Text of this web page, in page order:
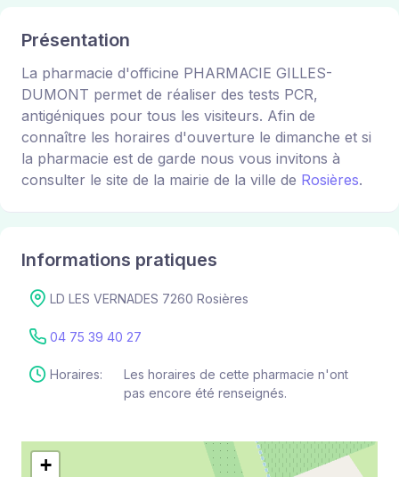
Présentation
La pharmacie d'officine PHARMACIE GILLES-
DUMONT permet de réaliser des tests PCR,
antigéniques pour tous les visiteurs. Afin de
connaître les horaires d'ouverture le dimanche et si
la pharmacie est de garde nous vous invitons à
consulter le site de la mairie de la ville de Rosières.
Informations pratiques
LD LES VERNADES 7260 Rosières
04 75 39 40 27
Horaires:
Les horaires de cette pharmacie n'ont
pas encore été renseignés.
+